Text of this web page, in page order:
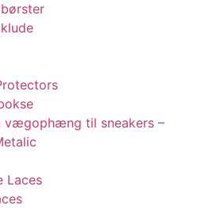
vægophæng til sneakers –
Laces